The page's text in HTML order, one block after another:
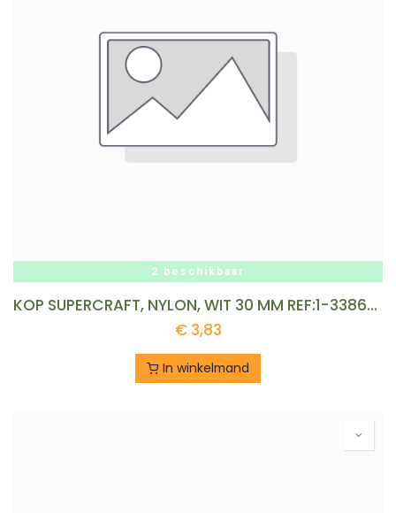
2 beschikbaar
KOP SUPERCRAFT, NYLON, WIT 30 MM REF:1-3386-30
€ 3,83
In winkelmand